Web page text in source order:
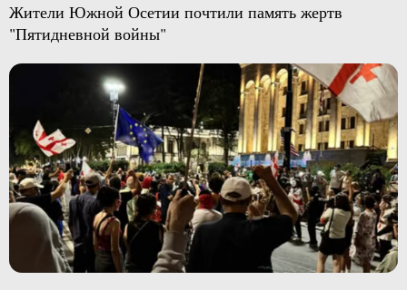
Жители Южной Осетии почтили память жертв
"Пятидневной войны"